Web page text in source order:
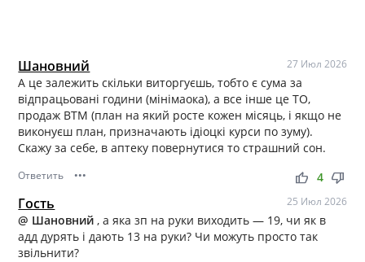
Шановний 27 Июл 2026
А це залежить скільки виторгуєшь, тобто є сума за
відпрацьовані години (мінімаока), а все інше це ТО,
продаж ВТМ (план на який росте кожен місяць, і якщо не
виконуєш план, призначають ідіоцкі курси по зуму).
Скажу за себе, в аптеку повернутися то страшний сон.
Ответить ••• thumb_up thumb_down
4
Гость 25 Июл 2026
@ Шановний, а яка зп на руки виходить — 19, чи як в
адд дурять і дають 13 на руки? Чи можуть просто так
звільнити?